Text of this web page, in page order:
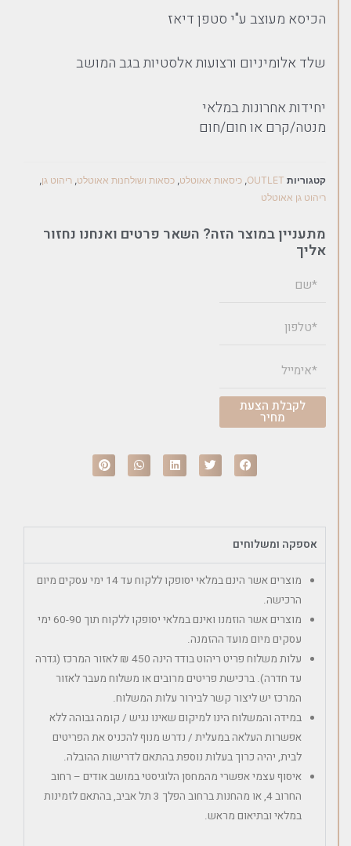
הכיסא מעוצב ע"י סטפן דיאז
שלד אלומיניום ורצועות אלסטיות בגב המושב
יחידות אחרונות במלאי
מנטה/קרם או חום/חום
קטגוריות OUTLET
, כיסאות אאוטלט, כסאות ושולחנות אאוטלט, ריהוט גן,
ריהוט גן אאוטלט
מתעניין במוצר הזה? השאר פרטים ואנחנו נחזור
אליך
לקבלת הצעת
מחיר
אספקה ומשלוחים
מוצרים אשר הינם במלאי יסופקו ללקוח עד 14 ימי עסקים מיום
הרכישה.
מוצרים אשר הוזמנו ואינם במלאי יסופקו ללקוח תוך 60-90 ימי
עסקים מיום מועד ההזמנה.
עלות משלוח פריט ריהוט בודד הינה 450 ₪ לאזור המרכז (גדרה
עד חדרה). ברכישת פריטים מרובים או משלוח מעבר לאזור
המרכז יש ליצור קשר לבירור עלות המשלוח.
במידה והמשלוח הינו למיקום שאינו נגיש / קומה גבוהה ללא
אפשרות העלאה במעלית / נדרש מנוף להכניס את הפריטים
לבית, יהיה כרוך בעלות נוספת בהתאם לדרישות ההובלה.
איסוף עצמי אפשרי מהמחסן הלוגיסטי במושב אודים – רחוב
החרוב 4, או מהחנות ברחוב הפלך 3 תל אביב, בהתאם לזמינות
במלאי ובתיאום מראש.